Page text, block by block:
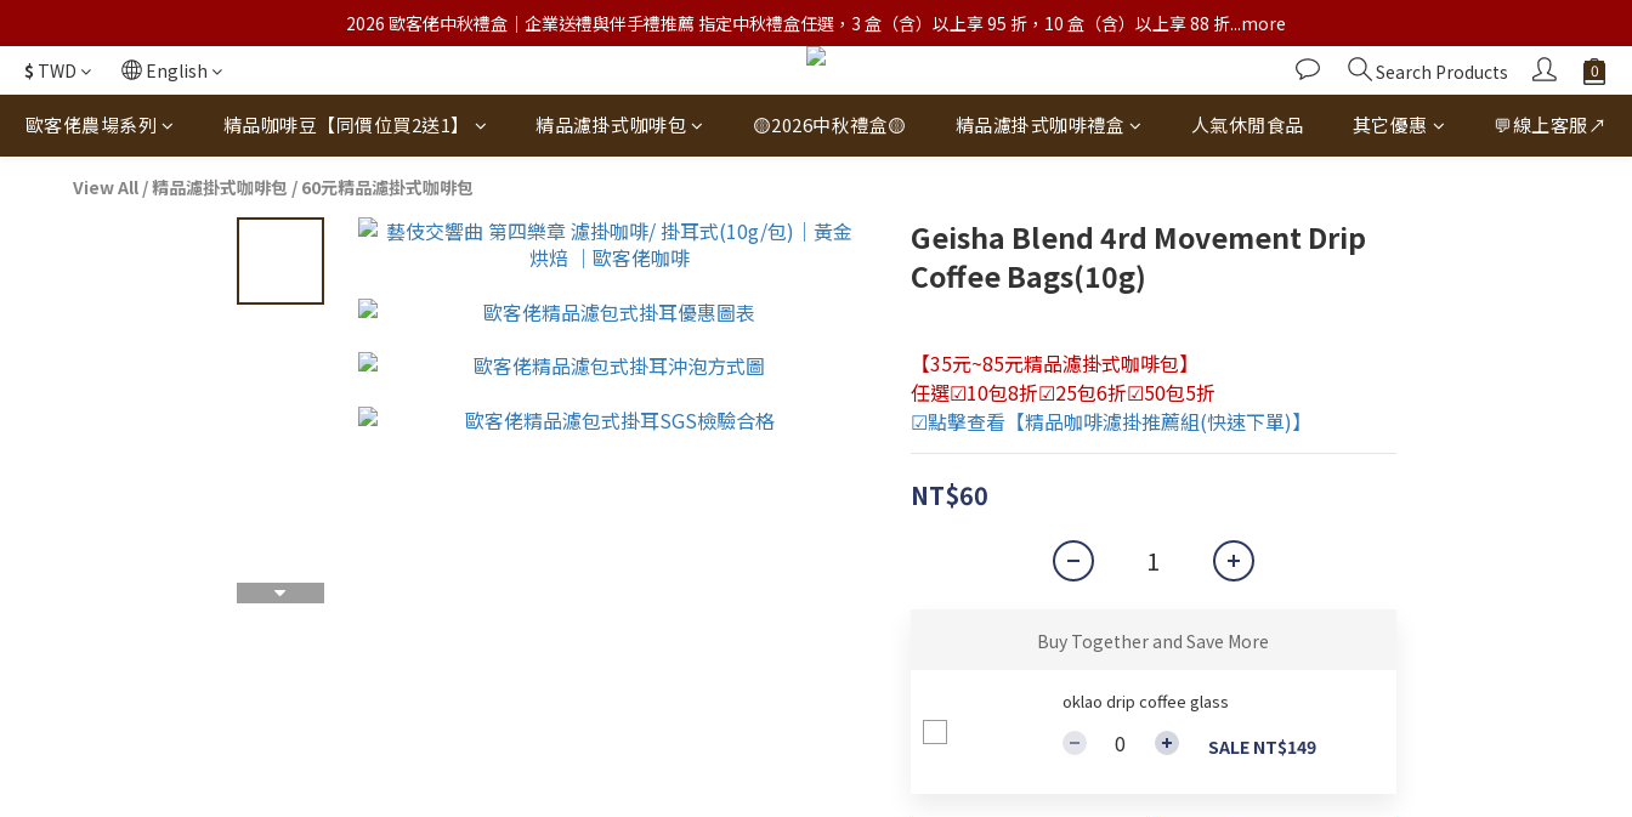
2026 歐客佬中秋禮盒｜企業送禮與伴手禮推薦 指定中秋禮盒任選，3 盒（含）以上享 95 折，10 盒（含）以上享 88 折...more
$ TWD English Search Products
歐客佬農場系列 精品咖啡豆【同價位買2送1】 精品濾掛式咖啡包 🟡2026中秋禮盒🟡 精品濾掛式咖啡禮盒 人氣休閒食品 其它優惠 💬線上客服↗
View All /精品濾掛式咖啡包 / 60元精品濾掛式咖啡包
Geisha Blend 4rd Movement Drip
Coffee Bags(10g)
【35元~85元精品濾掛式咖啡包】
任選☑10包8折☑25包6折☑50包5折
☑點擊查看【精品咖啡濾掛推薦組(快速下單)】
NT$60
Buy Together and Save More
oklao drip coffee glass
SALE NT$149